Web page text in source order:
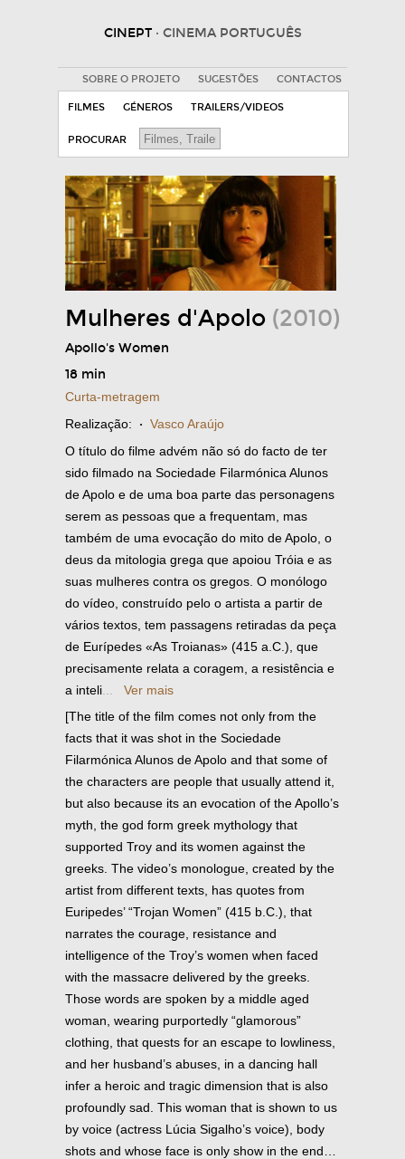
CINEPT · CINEMA PORTUGUÊS
SOBRE O PROJETO SUGESTÕES CONTACTOS
FILMES GÉNEROS TRAILERS/VIDEOS
PROCURAR
Mulheres d'Apolo (2010)
Apollo's Women
18 min
Curta-metragem
Realização: · Vasco Araújo
O título do filme advém não só do facto de ter
sido filmado na Sociedade Filarmónica Alunos
de Apolo e de uma boa parte das personagens
serem as pessoas que a frequentam, mas
também de uma evocação do mito de Apolo, o
deus da mitologia grega que apoiou Tróia e as
suas mulheres contra os gregos. O monólogo
do vídeo, construído pelo o artista a partir de
vários textos, tem passagens retiradas da peça
de Eurípedes «As Troianas» (415 a.C.), que
precisamente relata a coragem, a resistência e
a inteli
Ver mais
[The title of the film comes not only from the
facts that it was shot in the Sociedade
Filarmónica Alunos de Apolo and that some of
the characters are people that usually attend it,
but also because its an evocation of the Apollo’s
myth, the god form greek mythology that
supported Troy and its women against the
greeks. The video’s monologue, created by the
artist from different texts, has quotes from
Euripedes’ “Trojan Women” (415 b.C.), that
narrates the courage, resistance and
intelligence of the Troy’s women when faced
with the massacre delivered by the greeks.
Those words are spoken by a middle aged
woman, wearing purportedly “glamorous”
clothing, that quests for an escape to lowliness,
and her husband’s abuses, in a dancing hall
infer a heroic and tragic dimension that is also
profoundly sad. This woman that is shown to us
by voice (actress Lúcia Sigalho’s voice), body
shots and whose face is only show in the end…